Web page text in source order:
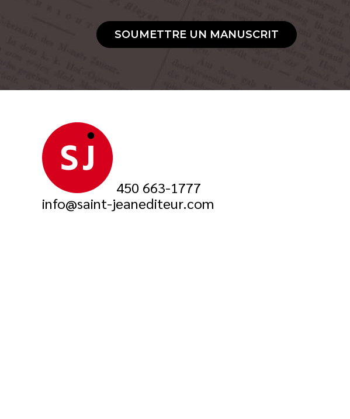
SOUMETTRE UN MANUSCRIT
450 663-1777
info@saint-jeanediteur.com